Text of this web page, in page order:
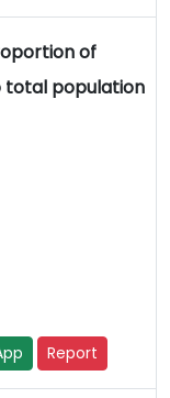
of
total population
Report